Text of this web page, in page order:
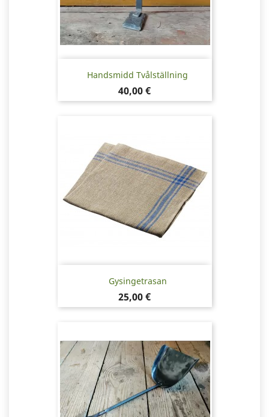
Handsmidd Tvålställning
Pris
40,00 €
Gysingetrasan
Pris
25,00 €